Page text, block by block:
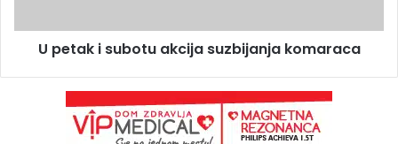
U petak i subotu akcija suzbijanja komaraca